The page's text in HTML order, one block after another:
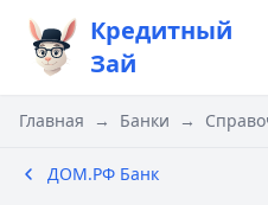
Кредитный
Зай
Главная → Банки →
ДОМ.РФ Банк